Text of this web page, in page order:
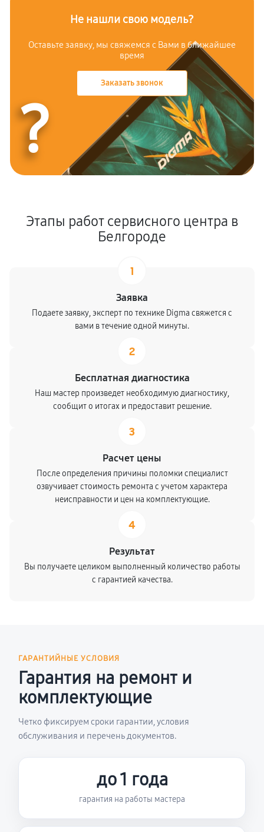
Не нашли свою модель?
Оставьте заявку, мы свяжемся с Вами в ближайшее
время
Заказать звонок
?
Этапы работ сервисного центра в
Белгороде
1
Заявка
Подаете заявку, эксперт по технике Digma свяжется с
вами в течение одной минуты.
2
Бесплатная диагностика
Наш мастер произведет необходимую диагностику,
сообщит о итогах и предоставит решение.
3
Расчет цены
После определения причины поломки специалист
озвучивает стоимость ремонта с учетом характера
неисправности и цен на комплектующие.
4
Результат
Вы получаете целиком выполненный количество работы
с гарантией качества.
ГАРАНТИЙНЫЕ УСЛОВИЯ
Гарантия на ремонт и
комплектующие
Четко фиксируем сроки гарантии, условия
обслуживания и перечень документов.
до 1 года
гарантия на работы мастера